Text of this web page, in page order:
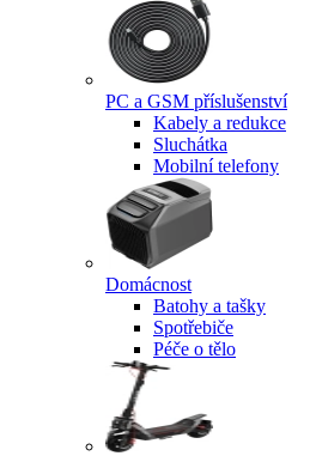
PC a GSM příslušenství
Kabely a redukce
Sluchátka
Mobilní telefony
Domácnost
Batohy a tašky
Spotřebiče
Péče o tělo